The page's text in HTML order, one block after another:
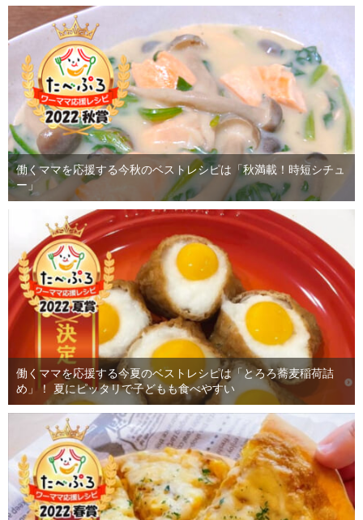
働くママを応援する今秋のベストレシピは「秋満載！時短シチュ
ー」
働くママを応援する今夏のベストレシピは「とろろ蕎麦稲荷詰
め」！ 夏にピッタリで子どもも食べやすい